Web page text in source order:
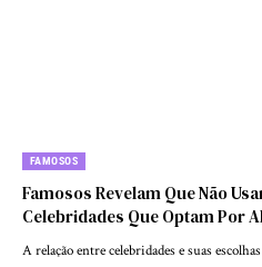
FAMOSOS
Famosos Revelam Que Não
Celebridades Que Optam Por
A relação entre celebridades e suas